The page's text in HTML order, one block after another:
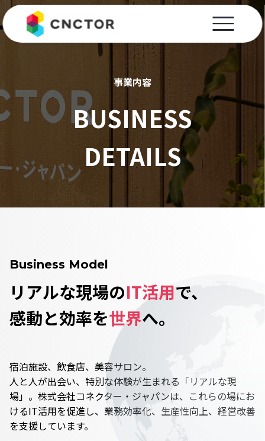
事業内容
BUSINESS
DETAILS
Business Model
リアルな現場のIT活用で、
感動と効率を世界へ。
宿泊施設、飲食店、美容サロン――。
人と人が出会い、特別な体験が生まれる「リアルな現
場」。株式会社コネクター・ジャパンは、これらの場にお
けるIT活用を促進し、業務効率化、生産性向上、経営改善
を支援しています。